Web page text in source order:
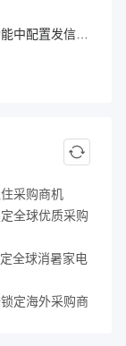
采购商机
全球优质采购
全球消暑家电
定海外采购商